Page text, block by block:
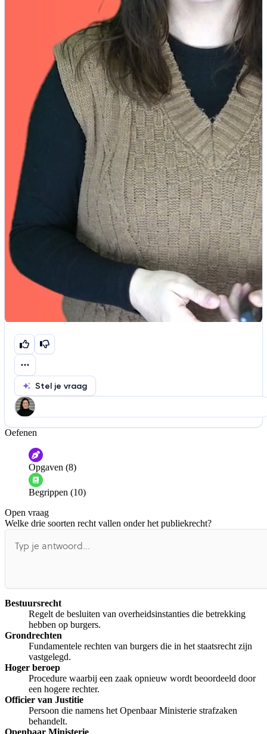
Stel je vraag
Help ons de video te verbeteren
De audio is slecht
Informatie is onjuist
De docent is te langdradig
De uitleg gaat te langzaam
Oefenen
Opgaven (8)
Begrippen (10)
Open vraag
Welke drie soorten recht vallen onder het publiekrecht?
Bestuursrecht
Regelt de besluiten van overheidsinstanties die betrekking
hebben op burgers.
Grondrechten
Fundamentele rechten van burgers die in het staatsrecht zijn
vastgelegd.
Hoger beroep
Procedure waarbij een zaak opnieuw wordt beoordeeld door
een hogere rechter.
Officier van Justitie
Persoon die namens het Openbaar Ministerie strafzaken
behandelt.